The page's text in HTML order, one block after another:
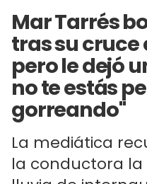
Mar Tarrés
tras su cruce
pero le dejó
no te estás
gorreando"
La mediática
la conductora